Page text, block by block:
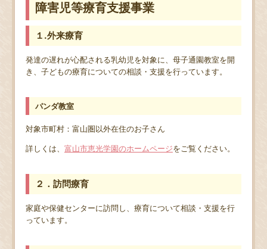
障害児等療育支援事業
１.外来療育
発達の遅れが心配される乳幼児を対象に、母子通園教室を開
き、子どもの療育についての相談・支援を行っています。
パンダ教室
対象市町村：富山圏以外在住のお子さん
詳しくは、 富山市恵光学園のホームページをご覧ください。
２．訪問療育
家庭や保健センターに訪問し、療育について相談・支援を行
っています。